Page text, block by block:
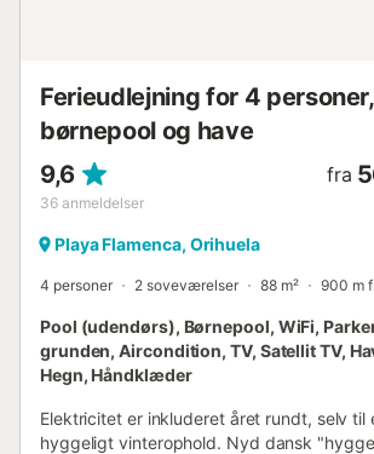
Ferieudlejning for 4
børnepool og have
9,6
36 anmeldelser
fra
Playa Flamenca, Orihuela
4 personer 2 soveværelser 88 m² 900 m
Pool (udendørs), Børnepool, WiFi,
grunden, Aircondition, TV, Satellit TV,
Hegn, Håndklæder
Elektricitet er inkluderet året rundt, selv til
hyggeligt vinterophold. Nyd dansk